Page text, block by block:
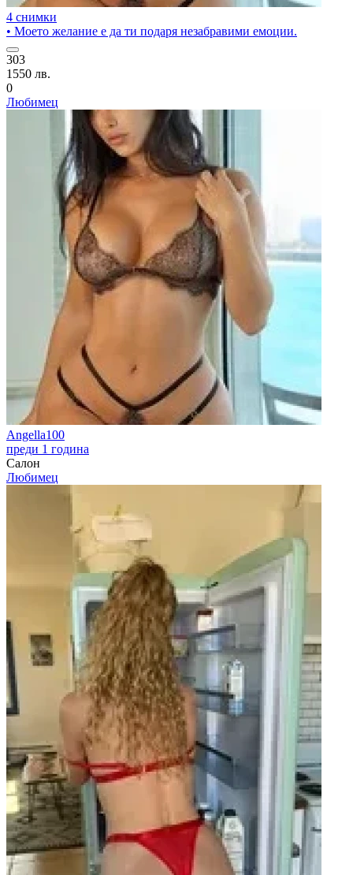
4 снимки
• Моето желание е да ти подаря незабравими емоции.
303
1550 лв.
0
Любимец
Angella100
преди 1 година
Салон
Любимец